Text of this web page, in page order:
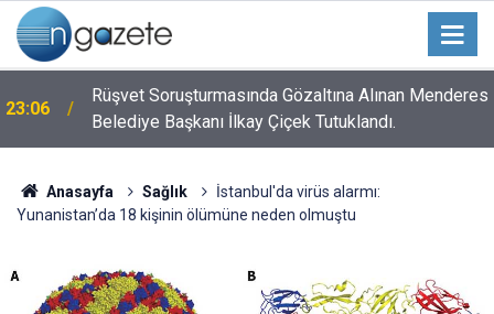
23:06
Rüşvet Soruşturmasında Gözaltına Alınan Menderes
Belediye Başkanı İlkay Çiçek Tutuklandı.
Anasayfa Sağlık
İstanbul'da virüs alarmı:
Yunanistan’da 18 kişinin ölümüne neden olmuştu